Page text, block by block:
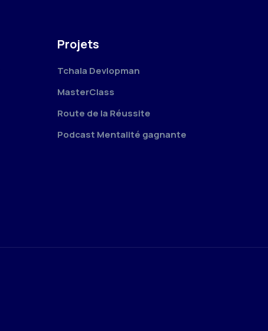
Projets
Tchala Devlopman
MasterClass
Route de la Réussite
Podcast Mentalité gagnante